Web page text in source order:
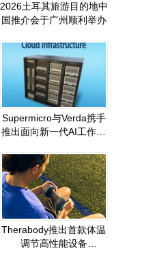
2026土耳其旅游目的地中
国推介会于广州顺利举办
Supermicro与Verda携手
推出面向新一代AI工作负
础设施
Therabody推出首款体温
调节高性能设备